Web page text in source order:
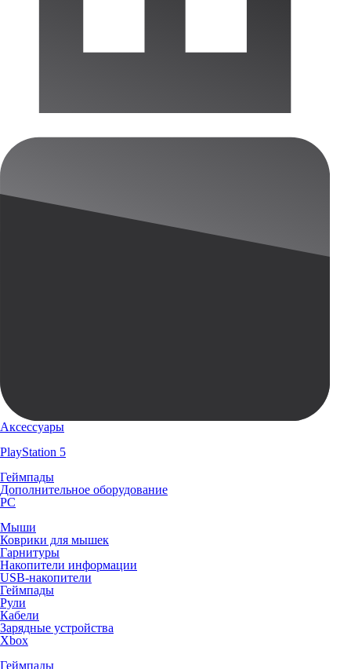
Аксессуары
PlayStation 5
Геймпады
Дополнительное оборудование
PC
Мыши
Коврики для мышек
Гарнитуры
Накопители информации
USB-накопители
Геймпады
Рули
Кабели
Зарядные устройства
Xbox
Геймпады